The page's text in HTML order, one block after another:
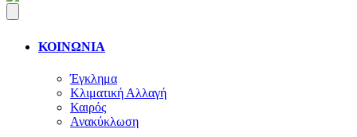
ΚΟΙΝΩΝΙΑ
Έγκλημα
Κλιματική Αλλαγή
Καιρός
Ανακύκλωση